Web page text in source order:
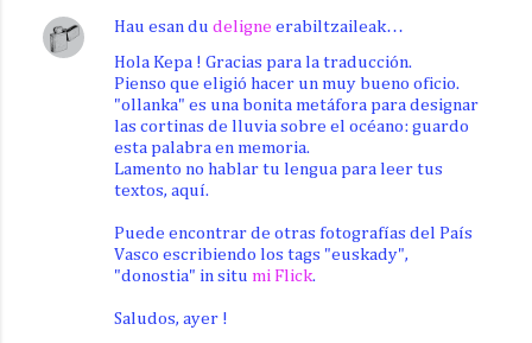
Hau esan du deligne erabiltzaileak…
Hola Kepa ! Gracias para la traducción.
Pienso que eligió hacer un muy bueno oficio.
"ollanka" es una bonita metáfora para designar
las cortinas de lluvia sobre el océano: guardo
esta palabra en memoria.
Lamento no hablar tu lengua para leer tus
textos, aquí.
Puede encontrar de otras fotografías del País
Vasco escribiendo los tags "euskady",
"donostia" in situ mi Flick.
Saludos, ayer !